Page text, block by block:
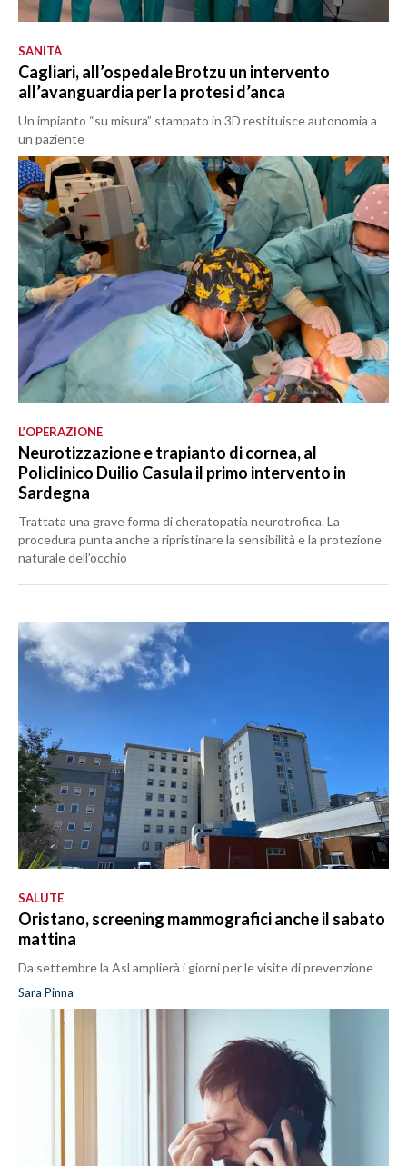
SANITÀ
Cagliari, all’ospedale Brotzu un intervento
all’avanguardia per la protesi d’anca
Un impianto “su misura” stampato in 3D restituisce autonomia a
un paziente
L’OPERAZIONE
Neurotizzazione e trapianto di cornea, al
Policlinico Duilio Casula il primo intervento in
Sardegna
Trattata una grave forma di cheratopatia neurotrofica. La
procedura punta anche a ripristinare la sensibilità e la protezione
naturale dell’occhio
SALUTE
Oristano, screening mammografici anche il sabato
mattina
Da settembre la Asl amplierà i giorni per le visite di prevenzione
Sara Pinna